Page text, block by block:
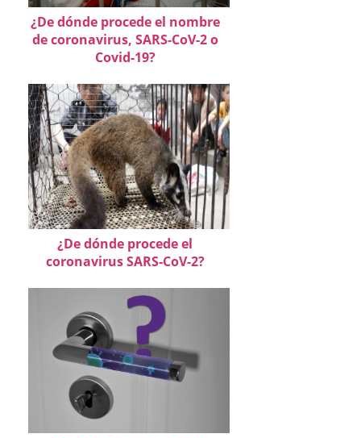
¿De dónde procede el nombre
de coronavirus, SARS-CoV-2 o
Covid-19?
¿De dónde procede el
coronavirus SARS-CoV-2?